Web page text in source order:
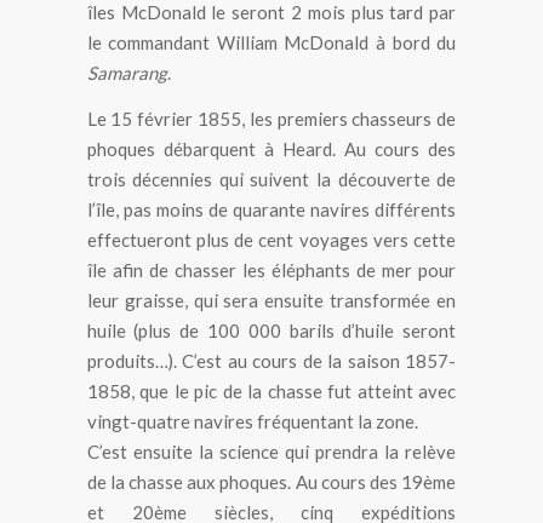
îles McDonald le seront 2 mois plus tard par
le commandant William McDonald à bord du
Samarang.
Le 15 février 1855, les premiers chasseurs de
phoques débarquent à Heard. Au cours des
trois décennies qui suivent la découverte de
l’île, pas moins de quarante navires différents
effectueront plus de cent voyages vers cette
île afin de chasser les éléphants de mer pour
leur graisse, qui sera ensuite transformée en
huile (plus de 100 000 barils d’huile seront
produits…). C’est au cours de la saison 1857-
1858, que le pic de la chasse fut atteint avec
vingt-quatre navires fréquentant la zone.
C’est ensuite la science qui prendra la relève
de la chasse aux phoques. Au cours des 19ème
et 20ème siècles, cinq expéditions